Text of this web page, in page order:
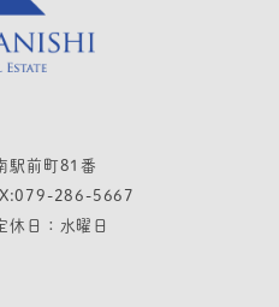
駅前町81番
286-5667
日：水曜日